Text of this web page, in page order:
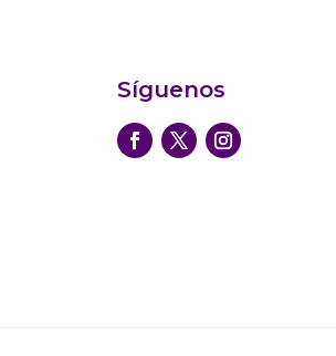
Síguenos